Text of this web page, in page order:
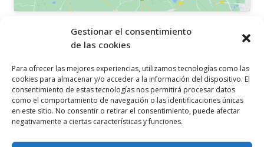
Gestionar el consentimiento
de las cookies
Para ofrecer las mejores experiencias, utilizamos tecnologías como las
cookies para almacenar y/o acceder a la información del dispositivo. El
consentimiento de estas tecnologías nos permitirá procesar datos
como el comportamiento de navegación o las identificaciones únicas
en este sitio. No consentir o retirar el consentimiento, puede afectar
negativamente a ciertas características y funciones.
OTROS ENLACES
Política de cookies
Aviso legal
Canal ético
SÍGUENOS EN